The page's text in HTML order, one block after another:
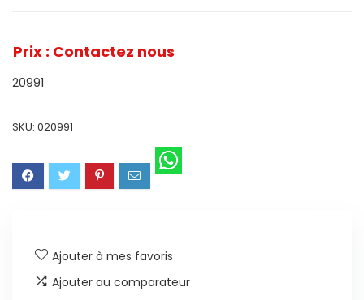
Prix : Contactez nous
20991
SKU: 020991
Ajouter à mes favoris
Ajouter au comparateur